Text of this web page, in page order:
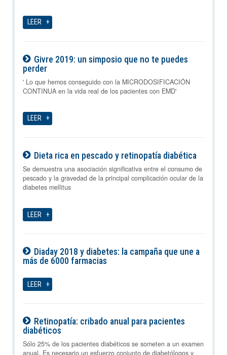
LEER
Givre 2019: un simposio que no te puedes
perder
08-08-2026
' Lo que hemos conseguido con la MICRODOSIFICACIÓN
CONTINUA en la vida real de los pacientes con EMD'
LEER
Dieta rica en pescado y retinopatía diabética
08-08-2026
Se demuestra una asociación significativa entre el consumo de
pescado y la gravedad de la principal complicación ocular de la
diabetes mellitus
LEER
Diaday 2018 y diabetes: la campaña que une a
más de 6000 farmacias
LEER
Retinopatía: cribado anual para pacientes
diabéticos
08-08-2026
Sólo 25% de los pacientes diabéticos se someten a un examen
anual. Es necesario un esfuerzo conjunto de diabetólogos y